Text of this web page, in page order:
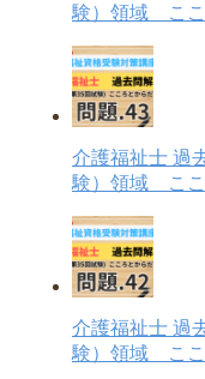
験）領域 こ
介護福祉士 過
験）領域 こ
介護福祉士 過
験）領域 こ